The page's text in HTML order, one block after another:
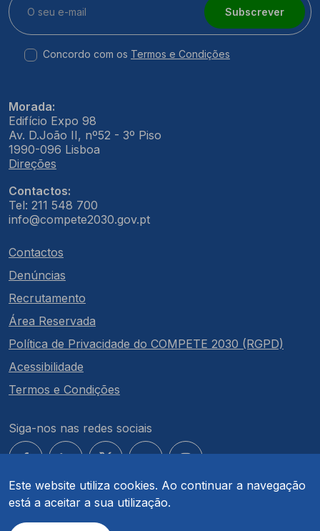
Este website utiliza cookies. Ao continuar a navegação
está a aceitar a sua utilização.
Subscrever
Concordo com os Termos e Condições
Morada:
Edifício Expo 98
Av. D.João II, nº52 - 3º Piso
1990-096 Lisboa
Direções
Contactos:
Tel: 211 548 700
info@compete2030.gov.pt
Contactos
Denúncias
Recrutamento
Área Reservada
Política de Privacidade do COMPETE 2030 (RGPD)
Acessibilidade
Termos e Condições
Siga-nos nas redes sociais